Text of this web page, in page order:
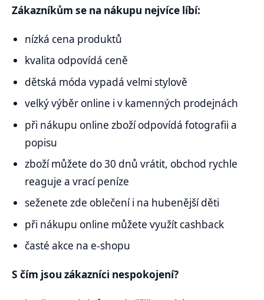
Zákazníkům se na nákupu nejvíce líbí:
nízká cena produktů
kvalita odpovídá ceně
dětská móda vypadá velmi stylově
velký výběr online i v kamenných prodejnách
při nákupu online zboží odpovídá fotografii a
popisu
zboží můžete do 30 dnů vrátit, obchod rychle
reaguje a vrací peníze
seženete zde oblečení i na hubenější děti
při nákupu online můžete využít cashback
časté akce na e-shopu
S čím jsou zákazníci nespokojení?